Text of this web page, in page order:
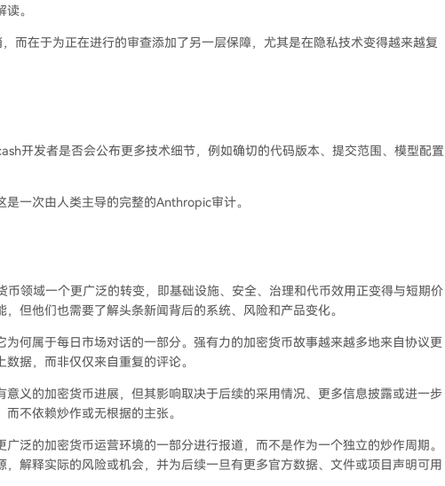
。
而在于为正在进行的审查添加了另一层保障，尤其是在隐私技术变得越来越复
开发者是否会公布更多技术细节，例如确切的代码版本、提交范围、模型配置
一次由人类主导的完整的Anthropic审计。
币领域一个更广泛的转变，即基础设施、安全、治理和代币效用正变得与短期价
但他们也需要了解头条新闻背后的系统、风险和产品变化。
何属于每日市场对话的一部分。强有力的加密货币故事越来越多地来自协议更
据，而非仅仅来自重复的评论。
义的加密货币进展，但其影响取决于后续的采用情况、更多信息披露或进一步
不依赖炒作或无根据的主张。
泛的加密货币运营环境的一部分进行报道，而不是作为一个独立的炒作周期。
解释实际的风险或机会，并为后续一旦有更多官方数据、文件或项目声明可用